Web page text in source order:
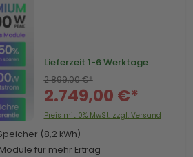
Lieferzeit 1-6 Werktage
2.749,00 €*
2.899,00 €*
Preis mit 0% MwSt. zzgl. Versand
(8,2 kWh)
für mehr Ertrag